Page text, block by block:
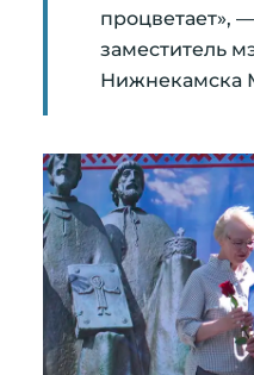
процветает»,
заместитель
Нижнекамска